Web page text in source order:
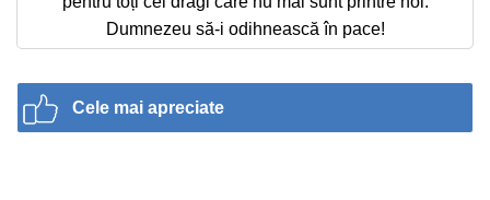
Dumnezeu să-i odihnească în pace!
Cele mai apreciate